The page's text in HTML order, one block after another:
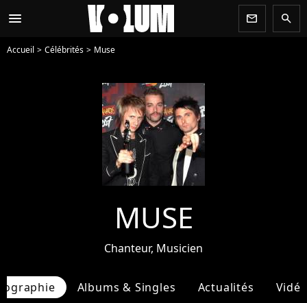
menu newsletter search
Accueil Célébrités Muse
MUSE
Chanteur, Musicien
Albums & Singles Actualités